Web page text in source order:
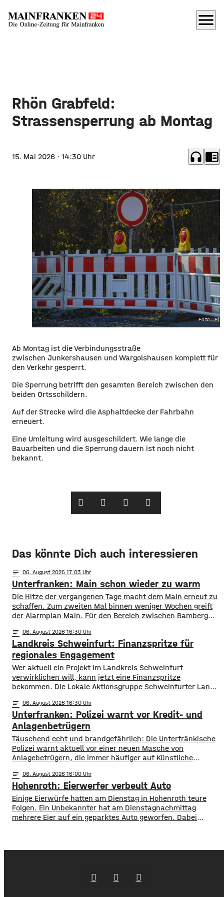
menu
Rhön Grabfeld:
Strassensperrung ab Montag
15. Mai 2026 · 14:30 Uhr headphones chrome_reader_mode
Foto:
Ab Montag ist die Verbindungsstraße
zwischen Junkershausen und Wargolshausen komplett für
den Verkehr gesperrt.
Die Sperrung betrifft den gesamten Bereich zwischen den
beiden Ortsschildern.
Auf der Strecke wird die Asphaltdecke der Fahrbahn
erneuert.
Eine Umleitung wird ausgeschildert. Wie lange die
Bauarbeiten und die Sperrung dauern ist noch nicht
bekannt.
Das könnte Dich auch interessieren
notes 06. August 2026 17:03
Unterfranken: Main schon wieder zu warm
Die Hitze der vergangenen Tage macht dem Main erneut zu
schaffen. Zum zweiten Mal binnen weniger Wochen greift
der Alarmplan Main. Für den Bereich zwischen Bamberg
mainabwärts die zweite von drei Warnstufen. Zwar gibt es
aktuell mit dem Sauerstoffgehalt im Wasser noch keine
Probleme, allerdings ist die Wassertemperatur
notes 06. August 2026 16:30
Landkreis Schweinfurt: Finanzspritze für
regionales Engagement
Wer aktuell ein Projekt im Landkreis Schweinfurt
verwirklichen will, kann jetzt eine Finanzspritze
bekommen. Die Lokale Aktionsgruppe Schweinfurter Land
Bewerben können sich Bürger, Vereine und Organisationen.
Die Projekte sollen den Entwicklungszielen des Landkreises
dienen und das Bürgerengagement des Schweinfurter
Lands stärken. Die Entwicklungsziele sind:
Daseinsvorsorge, sozialer Zusammenhalt,
notes 06. August 2026 16:30
Unterfranken: Polizei warnt vor Kredit- und
Anlagenbetrügern
​​Täuschend echt und brandgefährlich: Die Unterfränkische
Polizei warnt aktuell vor einer neuen Masche von
Anlagebetrügern, die immer häufiger auf Künstliche
Menschen aus der Region um ihr Erspartes gebracht. ​Laut
Polizei erstellen die Täter mithilfe von KI täuschen echte
Werbevideos oder fälschen Empfehlungen von prominenten
Persönlichkeiten. Ihr Ziel: echte
notes 06. August 2026 16:00
Hohenroth: Eierwerfer verbeult Auto
Einige Eierwürfe hatten am Dienstag in Hohenroth teure
Folgen. Ein Unbekannter hat am Dienstagnachmittag
mehrere Eier auf ein geparktes Auto geworfen. Dabei